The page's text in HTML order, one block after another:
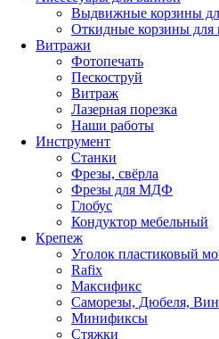
Выдвижные корзины
Откидные корзины для
Витражи
Фотопечать
Пескоструй
Витраж
Лазерная порезка
Наши работы
Инструмент
Станки
Фрезы, свёрла
Фрезы для МДФ
Глобус
Кондуктор мебельный
Крепеж
Уголок пластиковый
Rafix
Максификс
Саморезы, Дюбеля,
Минификсы
Стяжки